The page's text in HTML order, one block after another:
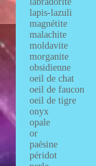
lapis-lazuli
magnétite
malachite
moldavite
morganite
obsidienne
oeil de chat
oeil de faucon
oeil de tigre
onyx
opale
or
paésine
péridot